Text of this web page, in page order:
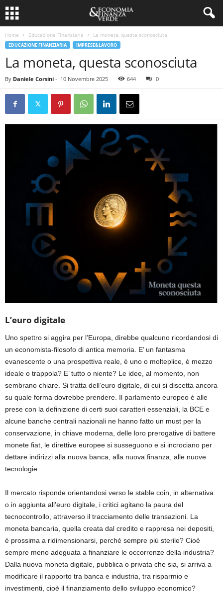
Home Educazione Finanziaria La moneta, questa sconosciuta
EDUCAZIONE FINANZIARIA IMPRESE&LAVORO
La moneta, questa sconosciuta
By Daniele Corsini - 10 Novembre 2025 644 0
L’euro digitale
Uno spettro si aggira per l’Europa, direbbe qualcuno ricordandosi di
un economista-filosofo di antica memoria. E’ un fantasma
evanescente o una prospettiva reale, è uno o molteplice, è mezzo
ideale o trappola? E’ tutto o niente? Le idee, al momento, non
sembrano chiare. Si tratta dell’euro digitale, di cui si discetta ancora
su quale forma dovrebbe prendere. Il parlamento europeo è alle
prese con la definizione di certi suoi caratteri essenziali, la BCE e
alcune banche centrali nazionali ne hanno fatto un must per la
conservazione, in chiave moderna, delle loro prerogative di battere
monete fiat, le direttive europee si susseguono e si incrociano per
dettare indirizzi alla nuova banca, alla nuova finanza, alle nuove
tecnologie.
Il mercato risponde orientandosi verso le stable coin, in alternativa
o in aggiunta all’euro digitale, i critici agitano la paura del
tecnocontrollo, attraverso il tracciamento delle transazioni. La
moneta bancaria, quella creata dal credito e rappresa nei depositi,
è prossima a ridimensionarsi, perché sempre più sterile? Cioè
sempre meno adeguata a finanziare le occorrenze della industria?
Dalla nuova moneta digitale, pubblica o privata che sia, si arriva a
modificare il rapporto tra banca e industria, tra risparmio e
investimenti, cioè il finanziamento dello sviluppo economico?